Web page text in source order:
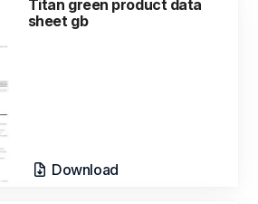
Titan green product data
sheet gb
Download